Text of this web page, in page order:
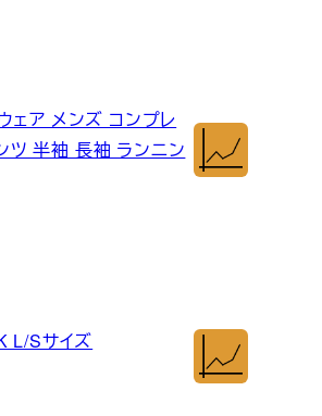
ェア メンズ コンプレ
ツ 半袖 長袖 ランニン
L/Sサイズ